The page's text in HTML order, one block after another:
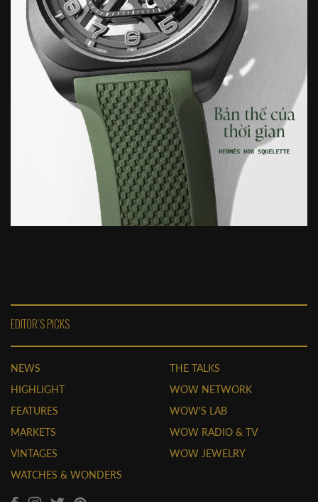
EDITOR'S PICKS
NEWS
HIGHLIGHT
FEATURES
MARKETS
VINTAGES
WATCHES & WONDERS
THE TALKS
WOW NETWORK
WOW'S LAB
WOW RADIO & TV
WOW JEWELRY